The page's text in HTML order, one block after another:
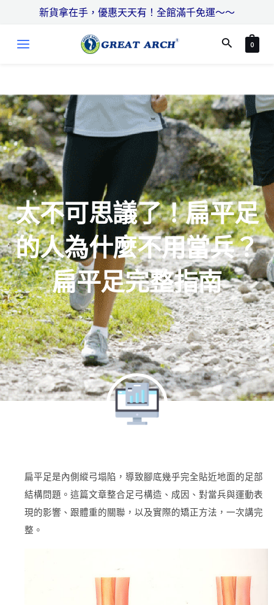
新貨拿在手，優惠天天有！全館滿千免運～～
搜
0
搜
太不可思議了！扁平足
的人為什麼不用當兵？
扁平足完整指南
扁平足是內側縱弓塌陷，導致腳底幾乎完全貼近地面的足部
結構問題。這篇文章整合足弓構造、成因、對當兵與運動表
現的影響、跟體重的關聯，以及實際的矯正方法，一次講完
整。